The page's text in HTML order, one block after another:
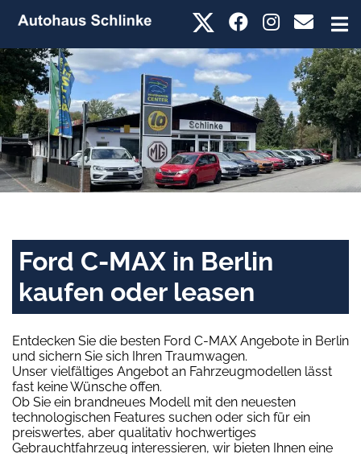
Ford C-MAX in Berlin
kaufen oder leasen
Entdecken Sie die besten Ford C-MAX Angebote in Berlin
und sichern Sie sich Ihren Traumwagen.
Unser vielfältiges Angebot an Fahrzeugmodellen lässt
fast keine Wünsche offen.
Ob Sie ein brandneues Modell mit den neuesten
technologischen Features suchen oder sich für ein
preiswertes, aber qualitativ hochwertiges
Gebrauchtfahrzeug interessieren, wir bieten Ihnen eine